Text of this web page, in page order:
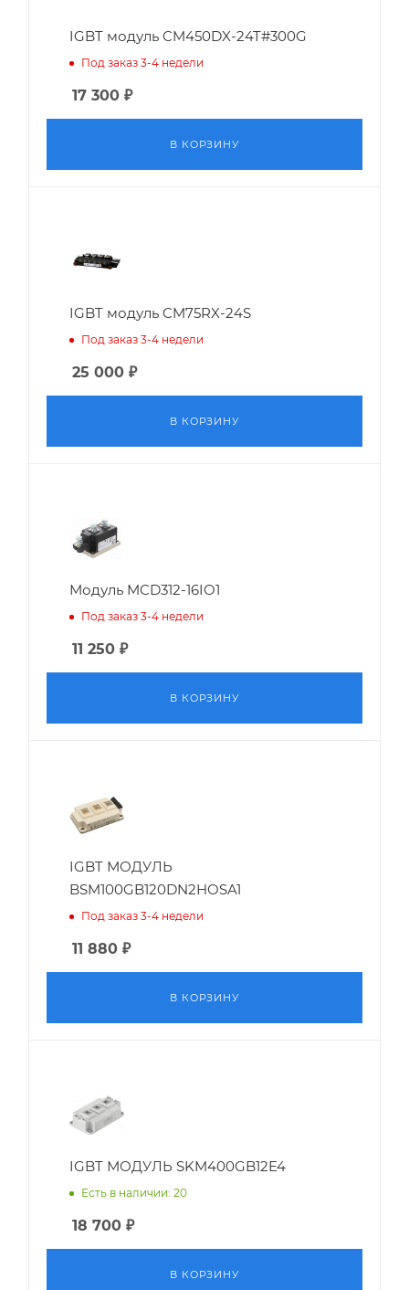
IGBT модуль CM450DX-24T#300G
Под заказ 3-4 недели
17 300 ₽
В КОРЗИНУ
IGBT модуль CM75RX-24S
Под заказ 3-4 недели
25 000 ₽
В КОРЗИНУ
Модуль MCD312-16IO1
Под заказ 3-4 недели
11 250 ₽
В КОРЗИНУ
IGBT МОДУЛЬ
BSM100GB120DN2HOSA1
Под заказ 3-4 недели
11 880 ₽
В КОРЗИНУ
IGBT МОДУЛЬ SKM400GB12E4
Есть в наличии: 20
18 700 ₽
В КОРЗИНУ